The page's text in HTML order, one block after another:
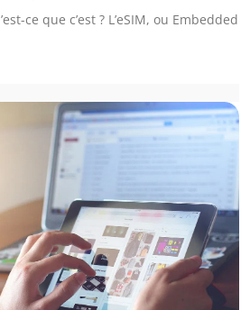
ce que c’est ? L’eSIM, ou Embedded